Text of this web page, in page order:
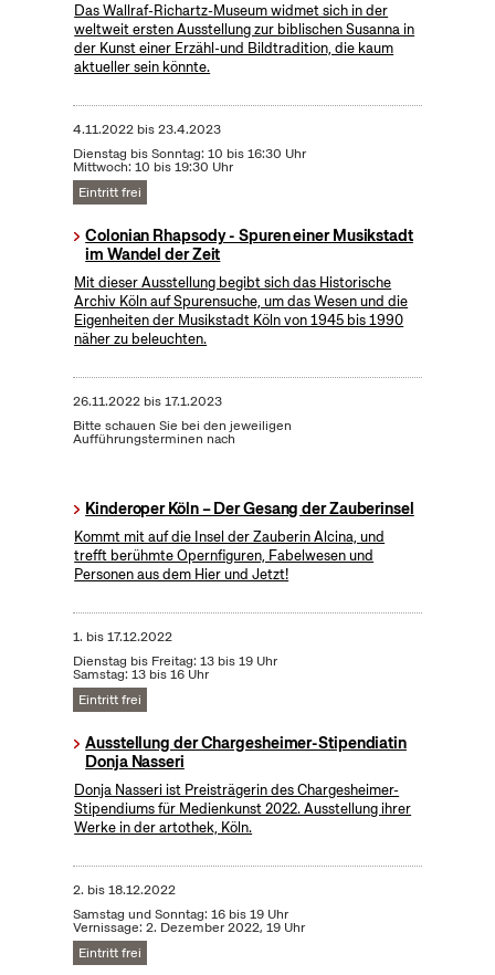
Das Wallraf-Richartz-Museum widmet sich in der
weltweit ersten Ausstellung zur biblischen Susanna in
der Kunst einer Erzähl-und Bildtradition, die kaum
aktueller sein könnte.
4.11.2022bis23.4.2023
Dienstag bis Sonntag: 10 bis 16:30 Uhr
Mittwoch: 10 bis 19:30 Uhr
Eintritt frei
Colonian Rhapsody - Spuren einer Musikstadt
im Wandel der Zeit
Mit dieser Ausstellung begibt sich das Historische
Archiv Köln auf Spurensuche, um das Wesen und die
Eigenheiten der Musikstadt Köln von 1945 bis 1990
näher zu beleuchten.
26.11.2022bis17.1.2023
Bitte schauen Sie bei den jeweiligen
Aufführungsterminen nach
Kinderoper Köln – Der Gesang der Zauberinsel
Kommt mit auf die Insel der Zauberin Alcina, und
trefft berühmte Opernfiguren, Fabelwesen und
Personen aus dem Hier und Jetzt!
1. bis17.12.2022
Dienstag bis Freitag: 13 bis 19 Uhr
Samstag: 13 bis 16 Uhr
Eintritt frei
Ausstellung der Chargesheimer-Stipendiatin
Donja Nasseri
Donja Nasseri ist Preisträgerin des Chargesheimer-
Stipendiums für Medienkunst 2022. Ausstellung ihrer
Werke in der artothek, Köln.
2. bis18.12.2022
Samstag und Sonntag: 16 bis 19 Uhr
Vernissage: 2. Dezember 2022, 19 Uhr
Eintritt frei